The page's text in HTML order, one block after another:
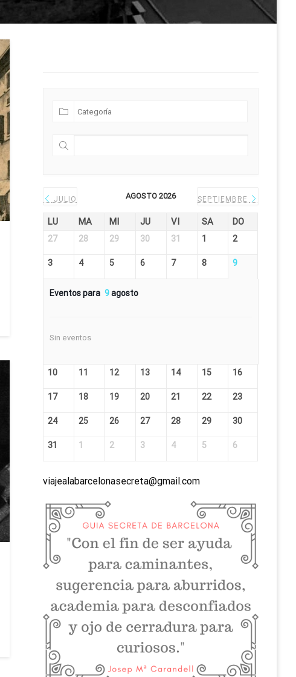
JULIO AGOSTO 2026 SEPTIEMBRE
LU MA MI JU VI SA DO
27 28 29 30 31 1 2
3 4 5 6 7 8 9
Eventos para 9agosto
Sin eventos
10 11 12 13 14 15 16
17 18 19 20 21 22 23
24 25 26 27 28 29 30
31 1 2 3 4 5 6
viajealabarcelonasecreta@gmail.com